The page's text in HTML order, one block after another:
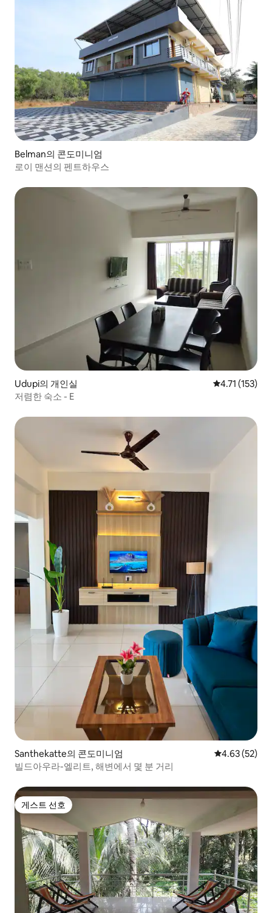
Belman의 콘도미니엄
로이 맨션의 펜트하우스
Udupi의 개인실 평점 4.71점(5
4.71 (153)
저렴한 숙소 - E
Santhekatte의 콘도미니엄 평점 4.63점(5
4.63 (52)
빌드아우라-엘리트, 해변에서 몇 분 거리
게스트 선호
게스트 선호